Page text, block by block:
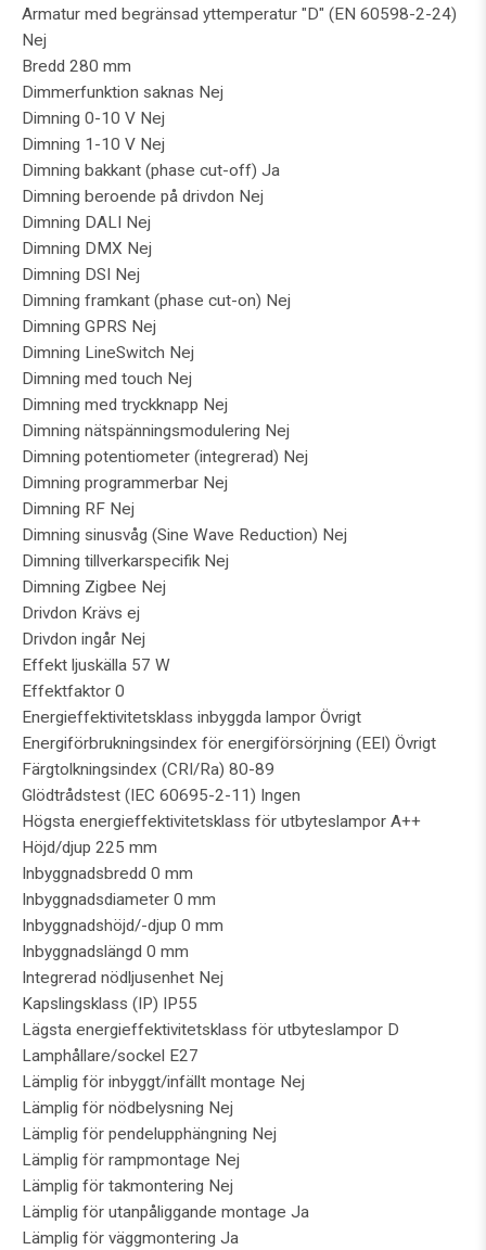
Armatur med begränsad yttemperatur "D" (EN 60598-2-24)
Nej
Bredd 280 mm
Dimmerfunktion saknas Nej
Dimning 0-10 V Nej
Dimning 1-10 V Nej
Dimning bakkant (phase cut-off) Ja
Dimning beroende på drivdon Nej
Dimning DALI Nej
Dimning DMX Nej
Dimning DSI Nej
Dimning framkant (phase cut-on) Nej
Dimning GPRS Nej
Dimning LineSwitch Nej
Dimning med touch Nej
Dimning med tryckknapp Nej
Dimning nätspänningsmodulering Nej
Dimning potentiometer (integrerad) Nej
Dimning programmerbar Nej
Dimning RF Nej
Dimning sinusvåg (Sine Wave Reduction) Nej
Dimning tillverkarspecifik Nej
Dimning Zigbee Nej
Drivdon Krävs ej
Drivdon ingår Nej
Effekt ljuskälla 57 W
Effektfaktor 0
Energieffektivitetsklass inbyggda lampor Övrigt
Energiförbrukningsindex för energiförsörjning (EEI) Övrigt
Färgtolkningsindex (CRI/Ra) 80-89
Glödtrådstest (IEC 60695-2-11) Ingen
Högsta energieffektivitetsklass för utbyteslampor A++
Höjd/djup 225 mm
Inbyggnadsbredd 0 mm
Inbyggnadsdiameter 0 mm
Inbyggnadshöjd/-djup 0 mm
Inbyggnadslängd 0 mm
Integrerad nödljusenhet Nej
Kapslingsklass (IP) IP55
Lägsta energieffektivitetsklass för utbyteslampor D
Lamphållare/sockel E27
Lämplig för inbyggt/infällt montage Nej
Lämplig för nödbelysning Nej
Lämplig för pendelupphängning Nej
Lämplig för rampmontage Nej
Lämplig för takmontering Nej
Lämplig för utanpåliggande montage Ja
Lämplig för väggmontering Ja